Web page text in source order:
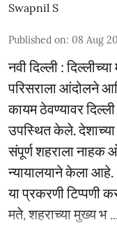
Swapnil S
Published on: 08 Aug
नवी दिल्ली :
परिसराला आंदोलने
कायम ठेवण्यावर
उपस्थित केले. देशाच्या
संपूर्ण शहराला नाहक
न्यायालयाने केला आहे.
या प्रकरणी टिप्पणी
मते, शहराच्या मुख्य भ